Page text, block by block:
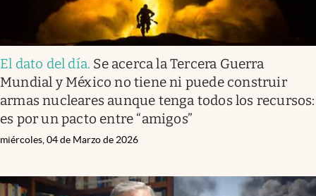
El dato del día. Se acerca la Tercera Guerra
Mundial y México no tiene ni puede construir
armas nucleares aunque tenga todos los recursos:
es por un pacto entre “amigos”
miércoles, 04 de Marzo de 2026